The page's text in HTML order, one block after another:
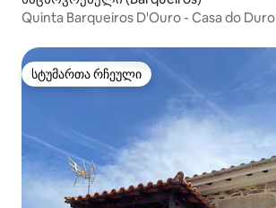
Quinta Barqueiros D'Ouro - Casa do Duro
სტუმართა რჩეული
სტუმართა რჩეული